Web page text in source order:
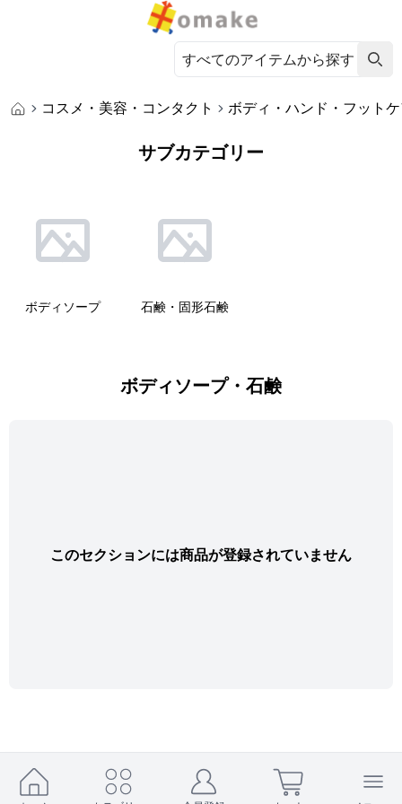
コスメ・美容・コンタクト ボディ・ハンド・フット
サブカテゴリー
ボディソープ 石鹸・固形石鹸
ボディソープ・石鹸
このセクションには商品が登録されていません